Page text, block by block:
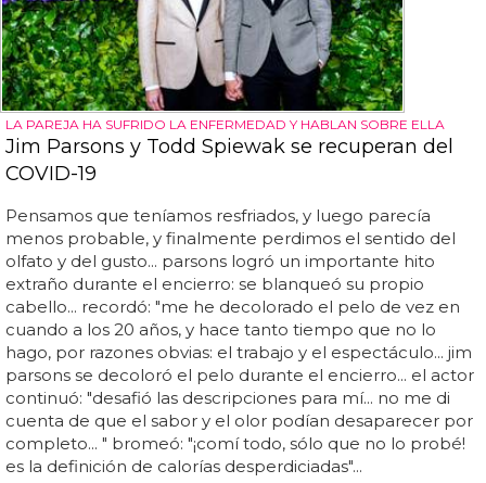
LA PAREJA HA SUFRIDO LA ENFERMEDAD Y HABLAN SOBRE ELLA
Jim Parsons y Todd Spiewak se recuperan del
COVID-19
Pensamos que teníamos resfriados, y luego parecía
menos probable, y finalmente perdimos el sentido del
olfato y del gusto... parsons logró un importante hito
extraño durante el encierro: se blanqueó su propio
cabello... recordó: "me he decolorado el pelo de vez en
cuando a los 20 años, y hace tanto tiempo que no lo
hago, por razones obvias: el trabajo y el espectáculo... jim
parsons se decoloró el pelo durante el encierro... el actor
continuó: "desafió las descripciones para mí... no me di
cuenta de que el sabor y el olor podían desaparecer por
completo... " bromeó: "¡comí todo, sólo que no lo probé!
es la definición de calorías desperdiciadas"...